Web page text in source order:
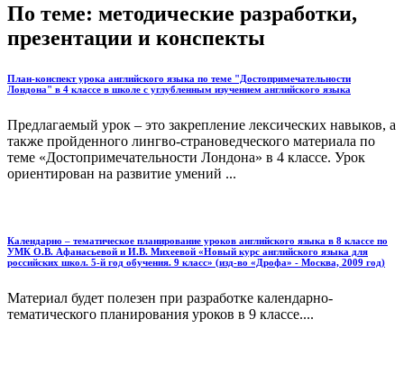
По теме: методические разработки,
презентации и конспекты
План-конспект урока английского языка по теме "Достопримечательности
Лондона" в 4 классе в школе с углубленным изучением английского языка
Предлагаемый урок – это закрепление лексических навыков, а
также пройденного лингво-страноведческого материала по
теме «Достопримечательности Лондона» в 4 классе. Урок
ориентирован на развитие умений ...
Календарно – тематическое планирование уроков английского языка в 8 классе по
УМК О.В. Афанасьевой и И.В. Михеевой «Новый курс английского языка для
российских школ. 5-й год обучения. 9 класс» (изд-во «Дрофа» - Москва, 2009 год)
Материал будет полезен при разработке календарно-
тематического планирования уроков в 9 классе....